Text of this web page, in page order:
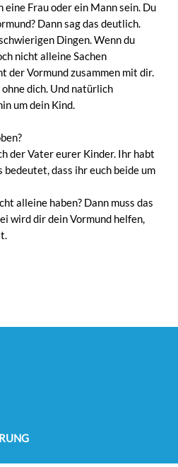
eine Frau oder ein Mann sein. Du
Dann sag das deutlich.
Dingen. Wenn du
nicht alleine Sachen
der Vormund zusammen mit dir.
dich. Und natürlich
um dein Kind.
der Vater eurer Kinder. Ihr habt
bedeutet, dass ihr euch beide um
alleine haben? Dann muss das
wird dir dein Vormund helfen,